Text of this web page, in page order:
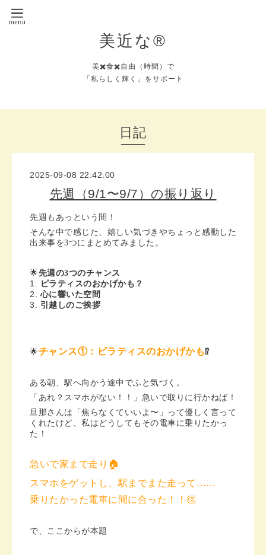
美近な®︎
美✖️食✖️自由（時間）で
「私らしく輝く」をサポート
日記
2025-09-08 22:42:00
先週（9/1〜9/7）の振り返り
先週もあっという間！
そんな中で感じた、嬉しい気づきやちょっと感動した
出来事を3つにまとめてみました。
🌟先週の3つのチャンス
ピラティスのおかげかも？
心に響いた空間
引越しのご挨拶
🌟チャンス①：ピラティスのおかげかも⁉
ある朝、駅へ向かう途中でふと気づく。
「あれ？スマホがない！！」急いで取りに行かねば！
旦那さんは「焦らなくていいよ〜」って優しく言って
くれたけど、私はどうしてもその電車に乗りたかっ
た！
急いで家まで走り🏠
スマホをゲットし、駅までまた走って……
乗りたかった電車に間に合った！！ 👏
で、ここからが本題